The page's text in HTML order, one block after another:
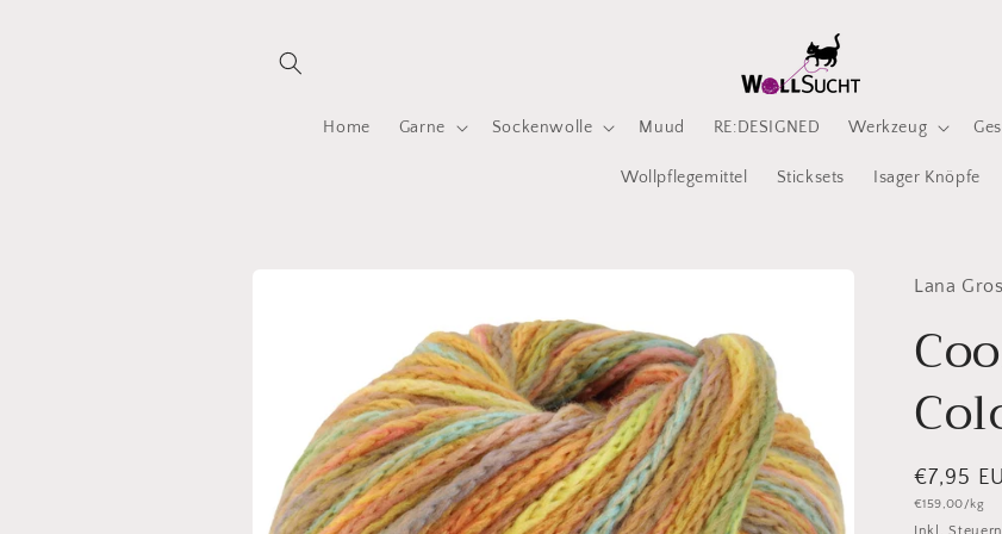
Home Garne Sockenwolle Muud RE:DESIGNED Werkzeug
Wollpflegemittel Sticksets Isager Knöpfe
Lana
Preis
€7,95
Grundpreis
€159,00/kg